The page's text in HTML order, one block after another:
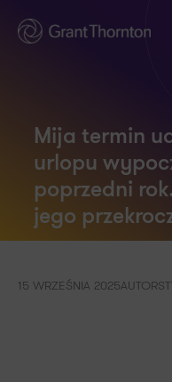
Mija termin
urlopu
poprzedni
jego
15 WRZEŚNIA 2025